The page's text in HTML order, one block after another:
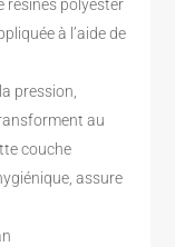
résines polyester
à l’aide de
pression,
au
couche
assure